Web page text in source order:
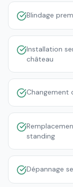
Blindage
Installation
château
Changement
standing
Dépannage